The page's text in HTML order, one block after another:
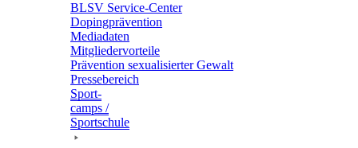
BLSV Service-Center
Doping­prä­ven­tion
Media­da­ten
Mitglie­der­vor­teile
Präven­tion sexua­li­sier­ter Gewalt
Pres­se­be­reich
Sport­
camps /
Sportschule